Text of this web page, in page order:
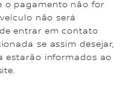
o pagamento não for
não será
entrar em contato
se assim desejar,
estarão informados ao